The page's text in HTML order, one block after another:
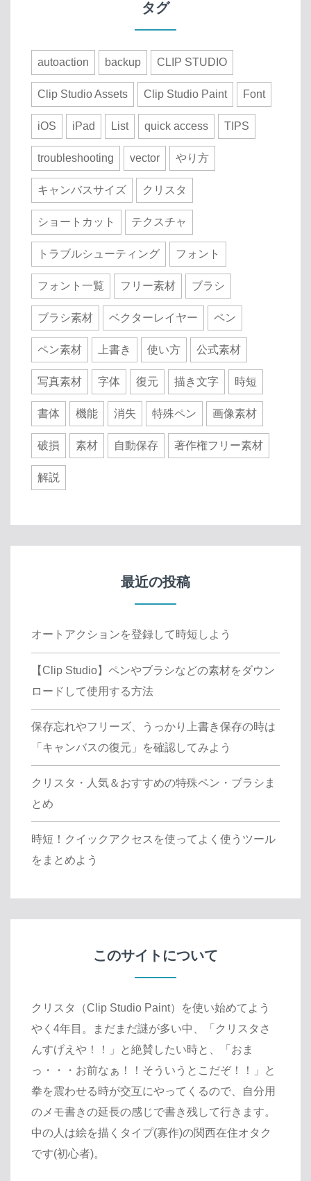
タグ
autoaction backup CLIP STUDIO
Clip Studio Assets Clip Studio Paint Font
iOS iPad List quick access TIPS
troubleshooting vector やり方
キャンバスサイズ クリスタ
ショートカット テクスチャ
トラブルシューティング フォント
フォント一覧 フリー素材 ブラシ
ブラシ素材 ベクターレイヤー ペン
ペン素材 上書き 使い方 公式素材
写真素材 字体 復元 描き文字 時短
書体 機能 消失 特殊ペン 画像素材
破損 素材 自動保存 著作権フリー素材
解説
最近の投稿
オートアクションを登録して時短しよう
【Clip Studio】ペンやブラシなどの素材をダウン
ロードして使用する方法
保存忘れやフリーズ、うっかり上書き保存の時は
「キャンバスの復元」を確認してみよう
クリスタ・人気＆おすすめの特殊ペン・ブラシま
とめ
時短！クイックアクセスを使ってよく使うツール
をまとめよう
このサイトについて
クリスタ（Clip Studio Paint）を使い始めてよう
やく4年目。まだまだ謎が多い中、「クリスタさ
んすげえや！！」と絶賛したい時と、「おま
っ・・・お前なぁ！！そういうとこだぞ！！」と
拳を震わせる時が交互にやってくるので、自分用
のメモ書きの延長の感じで書き残して行きます。
中の人は絵を描くタイプ(寡作)の関西在住オタク
です(初心者)。